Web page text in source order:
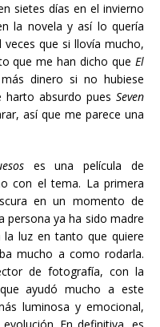
sietes días en el invierno
la novela y así lo quería
que si llovía mucho,
que me han dicho que El
dinero si no hubiese
absurdo pues Seven
así que me parece una
es una película de
con el tema. La primera
en un momento de
persona ya ha sido madre
luz en tanto que quiere
mucho a como rodarla.
de fotografía, con la
ayudó mucho a este
luminosa y emocional,